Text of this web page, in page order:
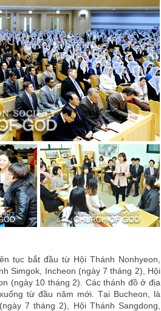
tục bắt đầu từ Hội Thánh Nonhyeon,
Simgok, Incheon (ngày 7 tháng 2), Hội
(ngày 10 tháng 2). Các thánh đồ ở địa
từ đầu năm mới. Tại Bucheon, là
7 tháng 2), Hội Thánh Sangdong,